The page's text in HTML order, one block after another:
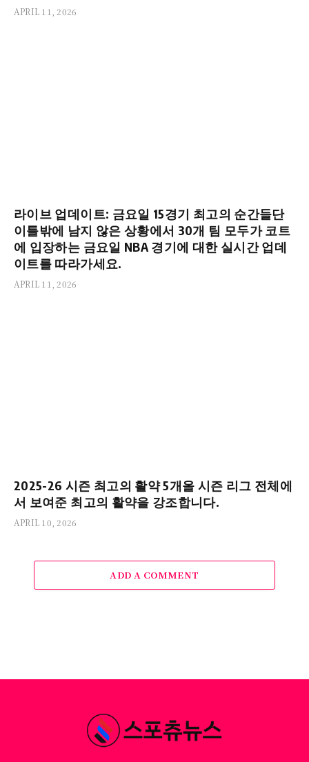
APRIL 11, 2026
라이브 업데이트: 금요일 15경기 최고의 순간들단
이틀밖에 남지 않은 상황에서 30개 팀 모두가 코트
에 입장하는 금요일 NBA 경기에 대한 실시간 업데
이트를 따라가세요.
APRIL 11, 2026
2025-26 시즌 최고의 활약 5개올 시즌 리그 전체에
서 보여준 최고의 활약을 강조합니다.
APRIL 10, 2026
ADD A COMMENT